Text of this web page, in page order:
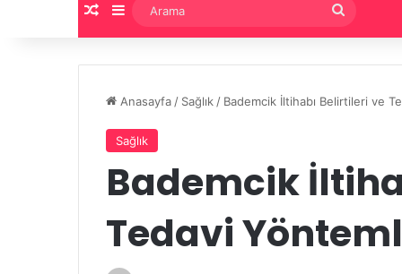
Rastgele Makale
Kenar Bölmesi
Anasayfa / Sağlık / Bademcik İltihabı Belirtileri ve
Sağlık
Bademcik
Tedavi